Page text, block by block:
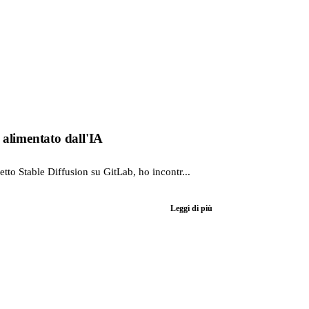
alimentato dall'IA
Stable Diffusion su GitLab, ho incontr...
Leggi di più